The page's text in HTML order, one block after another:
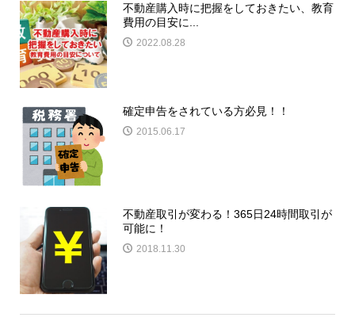
不動産購入時に把握をしておきたい、教育
費用の目安に...
2022.08.28
確定申告をされている方必見！！
2015.06.17
不動産取引が変わる！365日24時間取引が
可能に！
2018.11.30